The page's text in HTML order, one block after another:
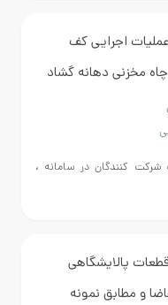
اجرایی کف
دهانه گشاد
محمود
در سامانه ،
نمونه